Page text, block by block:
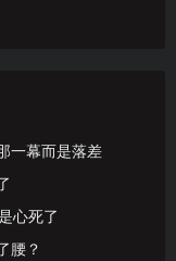
一幕而是落差
心死了
腰？